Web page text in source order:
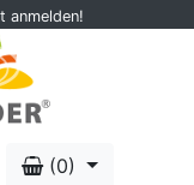
anmelden!
(0)